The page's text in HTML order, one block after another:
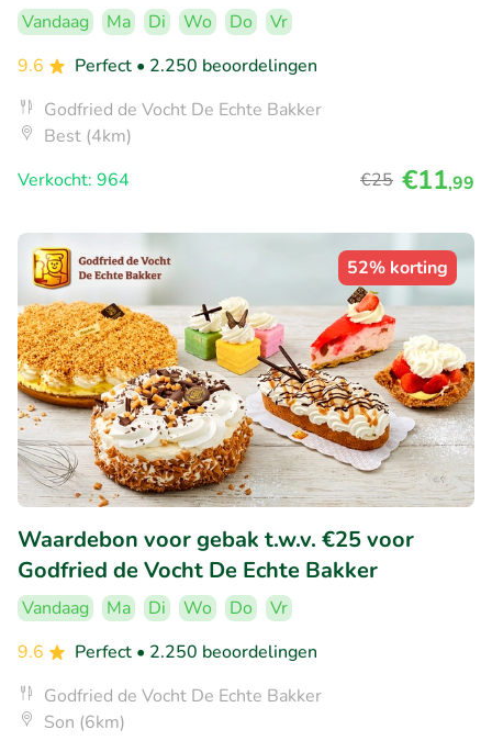
Vandaag Ma Di Wo Do
Vr
9.6
Perfect • 2.250 beoordelingen
Godfried de Vocht De Echte Bakker
Best (4km)
Verkocht: 964
€25 €11,99
52% korting
Waardebon voor gebak t.w.v. €25 voor
Godfried de Vocht De Echte Bakker
Vandaag Ma Di Wo Do
Vr
9.6
Perfect • 2.250 beoordelingen
Godfried de Vocht De Echte Bakker
Son (6km)